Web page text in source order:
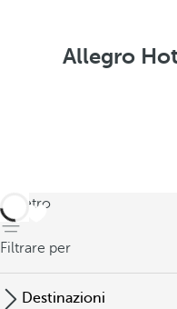
Allegro
indietro
Filtrare per
Destinazioni